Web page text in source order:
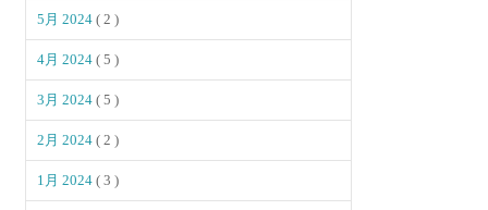
5月 2024( 2 )
4月 2024( 5 )
3月 2024( 5 )
2月 2024( 2 )
1月 2024( 3 )